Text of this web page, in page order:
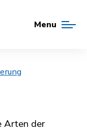
Menu
Arten der